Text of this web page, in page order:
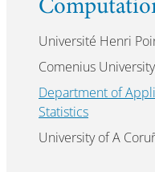
Université Henri
Comenius
Department of
Statistics
University of A